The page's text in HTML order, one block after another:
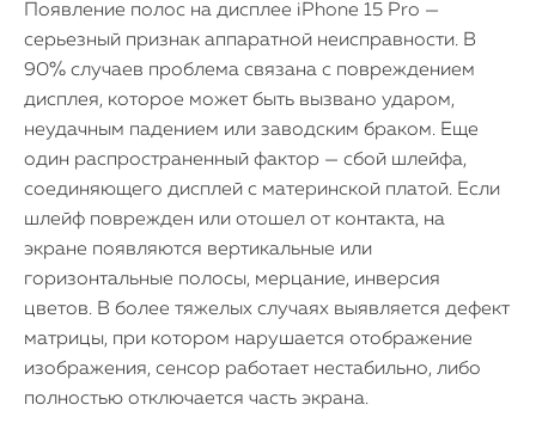
Появление полос на дисплее iPhone 15 Pro —
серьезный признак аппаратной неисправности. В
90% случаев проблема связана с повреждением
дисплея, которое может быть вызвано ударом,
неудачным падением или заводским браком. Еще
один распространенный фактор — сбой шлейфа,
соединяющего дисплей с материнской платой. Если
шлейф поврежден или отошел от контакта, на
экране появляются вертикальные или
горизонтальные полосы, мерцание, инверсия
цветов. В более тяжелых случаях выявляется дефект
матрицы, при котором нарушается отображение
изображения, сенсор работает нестабильно, либо
полностью отключается часть экрана.